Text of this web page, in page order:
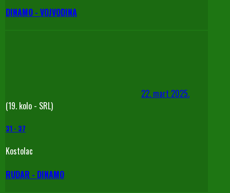
DINAMO - VOJVODINA
22. mart 2025.
(19. kolo - SRL)
31 - 37
Kostolac
RUDAR - DINAMO